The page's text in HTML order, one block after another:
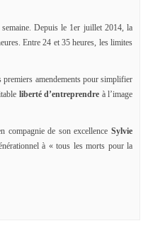
Depuis le 1er juillet 2014, la
Entre 24 et 35 heures, les limites
premiers amendements pour simplifier
liberté d’entreprendre à l’image
compagnie de son excellence Sylvie
à « tous les morts pour la